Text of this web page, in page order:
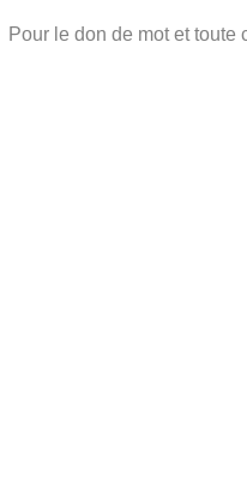
Pour le don de mot et toute